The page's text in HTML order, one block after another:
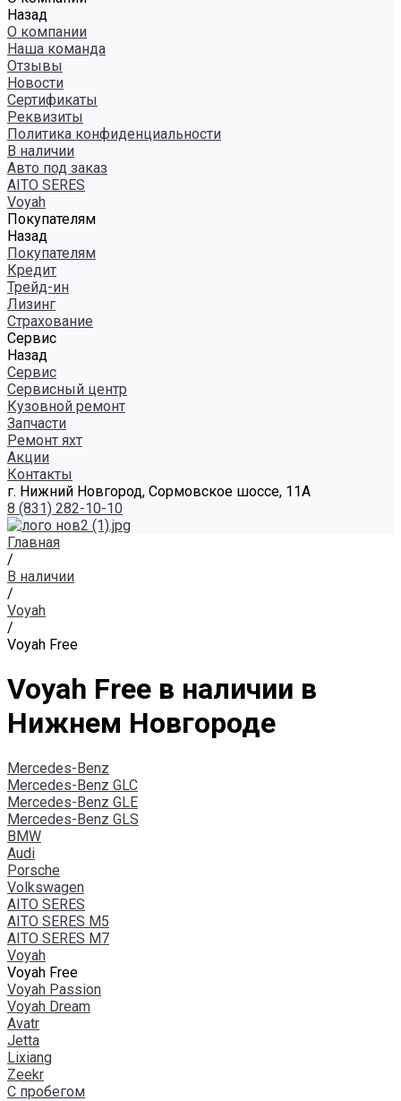
Назад
О компании
Наша команда
Отзывы
Новости
Сертификаты
Реквизиты
Политика конфиденциальности
В наличии
Авто под заказ
AITO SERES
Voyah
Покупателям
Назад
Покупателям
Кредит
Трейд-ин
Лизинг
Страхование
Сервис
Назад
Сервис
Сервисный центр
Кузовной ремонт
Запчасти
Ремонт яхт
Акции
Контакты
г. Нижний Новгород, Сормовское шоссе, 11А
8 (831) 282-10-10
Главная
/
В наличии
/
Voyah
/
Voyah Free
Voyah Free в наличии в
Нижнем Новгороде
Mercedes-Benz
Mercedes-Benz GLC
Mercedes-Benz GLE
Mercedes-Benz GLS
BMW
Audi
Porsche
Volkswagen
AITO SERES
AITO SERES M5
AITO SERES M7
Voyah
Voyah Free
Voyah Passion
Voyah Dream
Avatr
Jetta
Lixiang
Zeekr
С пробегом